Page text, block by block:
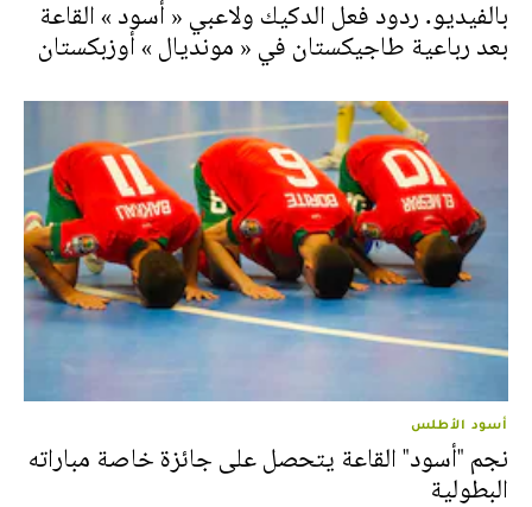
بالفيديو. ردود فعل الدكيك ولاعبي « أسود » القاعة
بعد رباعية طاجيكستان في « مونديال » أوزبكستان
أسود الأطلس
نجم "أسود" القاعة يتحصل على جائزة خاصة مباراته
البطولية